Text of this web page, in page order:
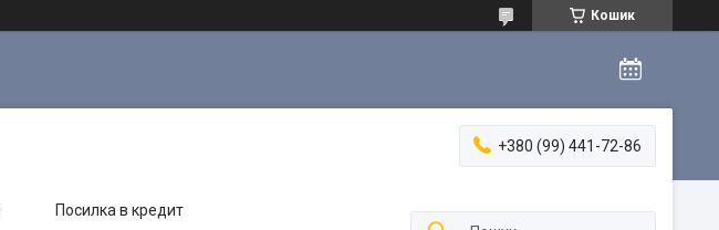
Кошик
+380 (99) 441-72-86
Посилка в кредит